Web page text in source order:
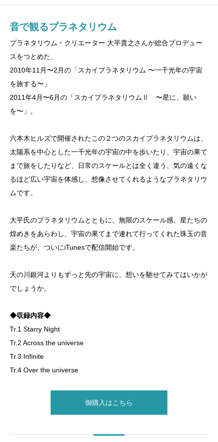
音で観るプラネタリウム
プラネタリウム・クリエーター 大平貴之さんが総合プロデュー
スをつとめた、
2010年11月〜2月の「スカイプラネタリウム 〜一千光年の宇宙
を旅する〜」
2011年4月〜6月の「スカイプラネタリウムⅡ 〜星に、願い
を〜」。
六本木ヒルズで開催されたこの２つのスカイプラネタリウムは、
太陽系を中心とした一千光年の宇宙の中を歩いたり、宇宙の果て
まで旅をしたりなど、日常のスケールとは全く違う、気の遠くな
るほど広い宇宙を体感し、想像させてくれるようなプラネタリウ
ムです。
大平氏のプラネタリウムとともに、無限のスケール感、星たちの
煌めきをあらわし、宇宙の果てまで連れて行ってくれた珠玉の音
楽たちが、ついにiTunesで配信開始です。
天の川銀河よりもずっと先の宇宙に、想いを馳せてみてはいかが
でしょうか。
◆収録内容◆
Tr.1 Starry Night
Tr.2 Across the universe
Tr.3 Infinite
Tr.4 Over the universe
御購入はこちら